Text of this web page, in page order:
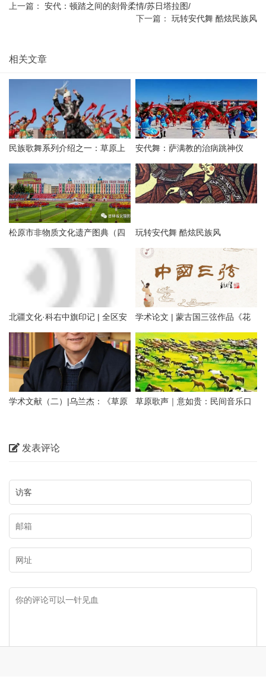
上一篇： 安代：顿踏之间的刻骨柔情/苏日塔拉图/
下一篇： 玩转安代舞 酷炫民族风
相关文章
民族歌舞系列介绍之一：草原上
的“安代”和安代舞
安代舞：萨满教的治病跳神仪
式，最古老的心理治疗！
松原市非物质文化遗产图典（四
十五）蒙古族安代舞
玩转安代舞 酷炫民族风
北疆文化·科右中旗印记 | 全区安
代之乡
学术论文 | 蒙古国三弦作品《花
马》的研究与思考
学术文献（二）|乌兰杰：《草原
草原歌声｜意如贵：民间音乐口
发表评论